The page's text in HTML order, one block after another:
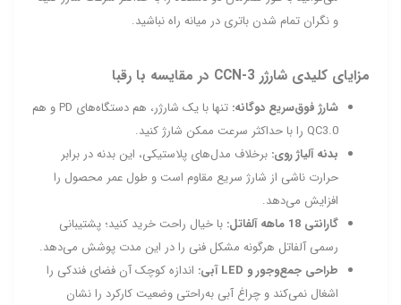
و نگران تمام شدن باتری در میانه راه نباشید.
مزایای کلیدی شارژر CCN‑3 در مقایسه با رقبا
شارژ فوق‌سریع دوگانه:
تنها با یک شارژر، هم دستگاه‌های PD و هم
QC3.0 را با حداکثر سرعت ممکن شارژ کنید.
بدنه آلیاژ روی: برخلاف مدل‌های پلاستیکی، این بدنه در برابر
حرارت ناشی از شارژ سریع مقاوم است و طول عمر محصول را
افزایش می‌دهد.
گارانتی 18 ماهه آلفاتل:
با خیال راحت خرید کنید؛ پشتیبانی
رسمی آلفاتل هرگونه مشکل فنی را در این مدت پوشش می‌دهد.
طراحی جمع‌وجور و LED آبی:
اندازه کوچک آن فضای فندکی را
اشغال نمی‌کند و چراغ آبی به‌راحتی وضعیت کارکرد را نشان